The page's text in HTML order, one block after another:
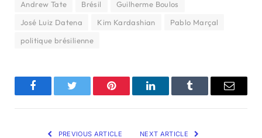
Andrew Tate Brésil
Guilherme Boulos
José Luiz Datena
Kim Kardashian
Pablo Marçal
politique brésilienne
FacebookTwitter Pinterest LinkedInTumblr Email
PREVIOUS ARTICLE NEXT ARTICLE